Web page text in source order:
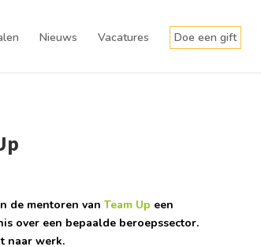
Nieuws Vacatures Doe een gift
de mentoren van Team Up een
over een bepaalde beroepssector.
naar werk.